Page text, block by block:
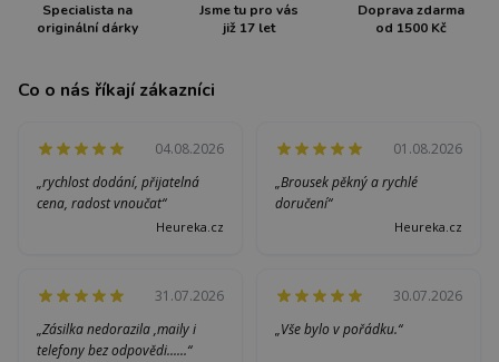
Specialista na
originální dárky
Jsme tu pro vás
již 17 let
Doprava zdarma
od 1500 Kč
Co o nás říkají zákazníci
04.08.2026
„rychlost dodání, přijatelná
cena, radost vnoučat“
Heureka.cz
01.08.2026
„Brousek pěkný a rychlé
doručení“
Heureka.cz
31.07.2026
„Zásilka nedorazila ,maily i
telefony bez odpovědi......“
30.07.2026
„Vše bylo v pořádku.“